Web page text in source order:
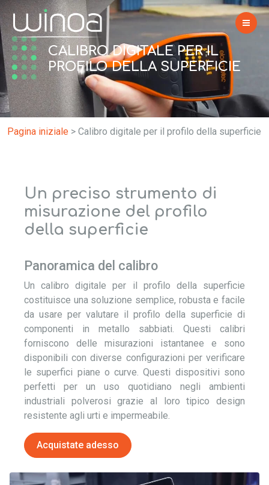
CALIBRO DIGITALE PER IL
PROFILO DELLA SUPERFICIE
Pagina iniziale > Calibro digitale per il profilo della superficie
Un preciso strumento di
misurazione del profilo
della superficie
Panoramica del calibro
Un calibro digitale per il profilo della superficie
costituisce una soluzione semplice, robusta e facile
da usare per valutare il profilo della superficie di
componenti in metallo sabbiati. Questi calibri
forniscono delle misurazioni istantanee e sono
disponibili con diverse configurazioni per verificare
le superfici piane o curve. Questi dispositivi sono
perfetti per un uso quotidiano negli ambienti
industriali polverosi grazie al loro tipico design
resistente agli urti e impermeabile.
Acquistate adesso